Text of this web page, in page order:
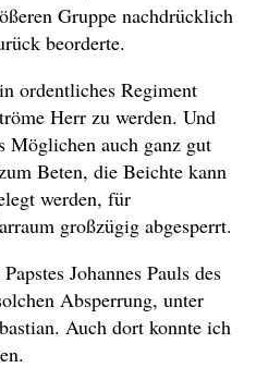
Gruppe nachdrücklich
beorderte.
ordentliches Regiment
Herr zu werden. Und
Möglichen auch ganz gut
Beten, die Beichte kann
werden, für
großzügig abgesperrt.
Johannes Pauls des
Absperrung, unter
Auch dort konnte ich